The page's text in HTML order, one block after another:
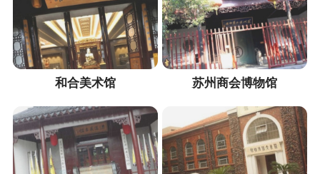
和合美术馆 苏州商会博物馆